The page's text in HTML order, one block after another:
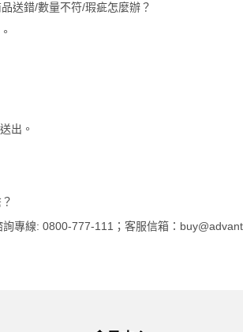
送錯/數量不符/瑕疵怎麼辦？
出。
專線: 0800-777-111；客服信箱：